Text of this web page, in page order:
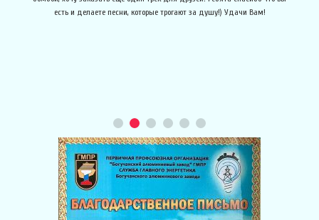
есть и делаете песни, которые трогают за душу!) Удачи Вам!